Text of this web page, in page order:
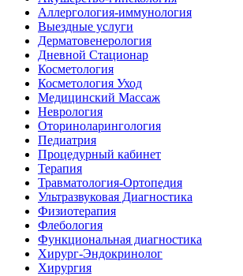
Аллергология-иммунология
Выездные услуги
Дерматовенерология
Дневной Стационар
Косметология
Косметология Уход
Медицинский Массаж
Неврология
Оториноларингология
Педиатрия
Процедурный кабинет
Терапия
Травматология-Ортопедия
Ультразвуковая Диагностика
Физиотерапия
Флебология
Функциональная диагностика
Хирург-Эндокринолог
Хирургия